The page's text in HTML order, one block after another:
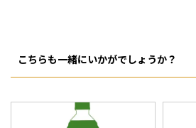
こちらも一緒にいかがでしょうか？